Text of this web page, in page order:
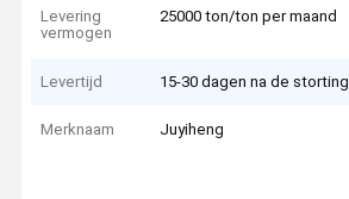
Levering
vermogen
25000 ton/ton per maand
Levertijd 15-30 dagen na de storting
Merknaam Juyiheng